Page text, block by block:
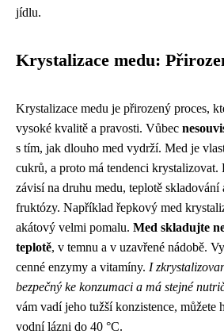
jídlu.
Krystalizace medu:
Krystalizace medu je přirozený proces,
vysoké kvalitě a pravosti. Vůbec
s tím, jak dlouho med vydrží. Med je
cukrů, a proto má tendenci krystalizovat.
závisí na druhu medu, teplotě skladování
fruktózy. Například řepkový med
akátový velmi pomalu. Med skladujte
teplotě, v temnu a v uzavřené nádobě.
cenné enzymy a vitamíny. I
bezpečný ke konzumaci a má stejné
vám vadí jeho tužší konzistence, můžete
vodní lázni do 40 °C.